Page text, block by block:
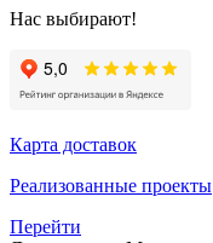
Нас выбирают!
Карта доставок
Реализованные проекты
Перейти